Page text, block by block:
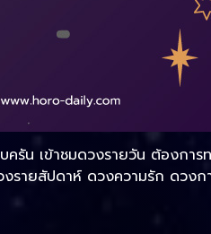
ครัน เข้าชมดวงรายวัน ต้องกา
รายสัปดาห์ ดวงความรัก ดวง